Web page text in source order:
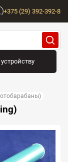
+375 (29) 392-392-8